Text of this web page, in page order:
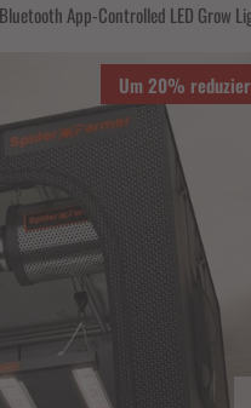
App-Controlled LED Grow
Um 20%